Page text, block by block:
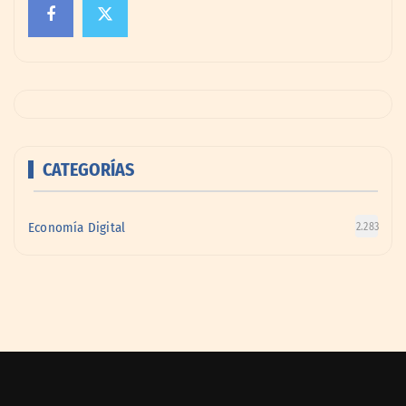
CATEGORÍAS
Economía Digital 2.283